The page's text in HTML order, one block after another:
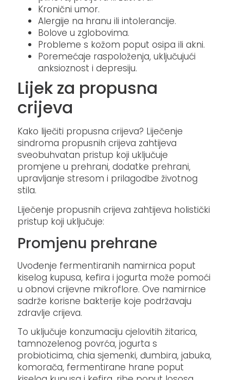
Kronični umor.​
Alergije na hranu ili intolerancije.​
Bolove u zglobovima.​
Probleme s kožom poput osipa ili akni.​
Poremećaje raspoloženja, uključujući
anksioznost i depresiju.
Lijek za propusna
crijeva
Kako liječiti propusna crijeva? ​Liječenje
sindroma propusnih crijeva zahtijeva
sveobuhvatan pristup koji uključuje
promjene u prehrani, dodatke prehrani,
upravljanje stresom i prilagodbe životnog
stila.
Liječenje propusnih crijeva zahtijeva holistički
pristup koji uključuje:​
Promjenu prehrane
Uvođenje fermentiranih namirnica poput
kiselog kupusa, kefira i jogurta može pomoći
u obnovi crijevne mikroflore. Ove namirnice
sadrže korisne bakterije koje podržavaju
zdravlje crijeva. ​
To uključuje konzumaciju cjelovitih žitarica,
tamnozelenog povrća, jogurta s
probioticima, chia sjemenki, đumbira, jabuka,
komorača, fermentirane hrane poput